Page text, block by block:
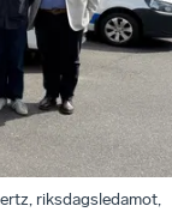
riksdagsledamot,